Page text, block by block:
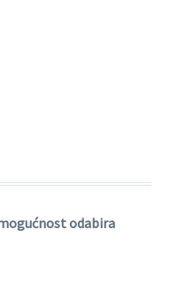
odabira